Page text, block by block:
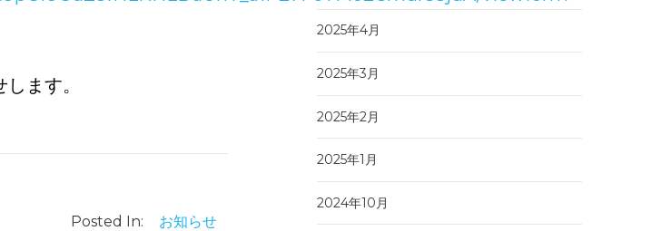
です。
ます。
Posted In: お知らせ
2025年4月
2025年3月
2025年2月
2025年1月
2024年10月